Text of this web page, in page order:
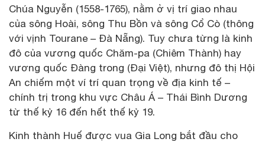
Chúa Nguyễn (1558-1765), nằm ở vị trí giao nhau
của sông Hoài, sông Thu Bồn và sông Cổ Cò (thông
với vịnh Tourane – Đà Nẵng). Tuy chưa từng là kinh
đô của vương quốc Chăm-pa (Chiêm Thành) hay
vương quốc Đàng trong (Đại Việt), nhưng đô thị Hội
An chiếm một ví trí quan trọng về địa kinh tế –
chính trị trong khu vực Châu Á – Thái Bình Dương
từ thế kỷ 16 đến hết thế kỷ 19.
Kinh thành Huế được vua Gia Long bắt đầu cho